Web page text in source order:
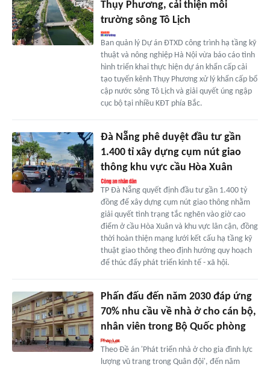
Thụy Phương, cải thiện môi
trường sông Tô Lịch
Ban quản lý Dự án ĐTXD công trình hạ tầng kỹ
thuật và nông nghiệp Hà Nội vừa báo cáo tình
hình triển khai thực hiện dự án khẩn cấp cải
tạo tuyến kênh Thụy Phương xử lý khẩn cấp bổ
cập nước sông Tô Lịch và giải quyết úng ngập
cục bộ tại nhiều KĐT phía Bắc.
Đà Nẵng phê duyệt đầu tư gần
1.400 tỉ xây dựng cụm nút giao
thông khu vực cầu Hòa Xuân
TP Đà Nẵng quyết định đầu tư gần 1.400 tỷ
đồng để xây dựng cụm nút giao thông nhằm
giải quyết tình trạng tắc nghẽn vào giờ cao
điểm ở cầu Hòa Xuân và khu vực lân cận, đồng
thời hoàn thiện mạng lưới kết cấu hạ tầng kỹ
thuật giao thông theo định hướng quy hoạch
để thúc đẩy phát triển kinh tế - xã hội.
Phấn đấu đến năm 2030 đáp ứng
70% nhu cầu về nhà ở cho cán bộ,
nhân viên trong Bộ Quốc phòng
Theo Đề án 'Phát triển nhà ở cho gia đình lực
lượng vũ trang trong Quân đội', đến năm